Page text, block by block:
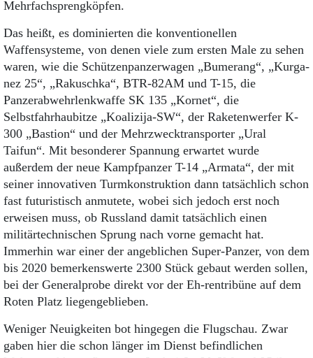
Mehrfachsprengköpfen.
Das heißt, es dominierten die konventionellen
Waffensysteme, von denen viele zum ersten Male zu sehen
waren, wie die Schützenpanzerwagen „Bumerang“, „Kurga-
nez 25“, „Rakuschka“, BTR-82AM und T-15, die
Panzerabwehrlenkwaffe SK 135 „Kornet“, die
Selbstfahrhaubitze „Koalizija-SW“, der Raketenwerfer K-
300 „Bastion“ und der Mehrzwecktransporter „Ural
Taifun“. Mit besonderer Spannung erwartet wurde
außerdem der neue Kampfpanzer T-14 „Armata“, der mit
seiner innovativen Turmkonstruktion dann tatsächlich schon
fast futuristisch anmutete, wobei sich jedoch erst noch
erweisen muss, ob Russland damit tatsächlich einen
militärtechnischen Sprung nach vorne gemacht hat.
Immerhin war einer der angeblichen Super-Panzer, von dem
bis 2020 bemerkenswerte 2300 Stück gebaut werden sollen,
bei der Generalprobe direkt vor der Eh-rentribüne auf dem
Roten Platz liegengeblieben.
Weniger Neuigkeiten bot hingegen die Flugschau. Zwar
gaben hier die schon länger im Dienst befindlichen